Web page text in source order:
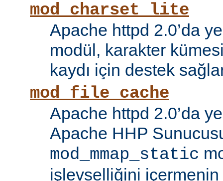
mod_charset_lite
Apache httpd 2.0’da
modül, karakter
kaydı için destek
mod_file_cache
Apache httpd 2.0’da
Apache HHP
mod_mmap_static
işlevselliğini içermenin